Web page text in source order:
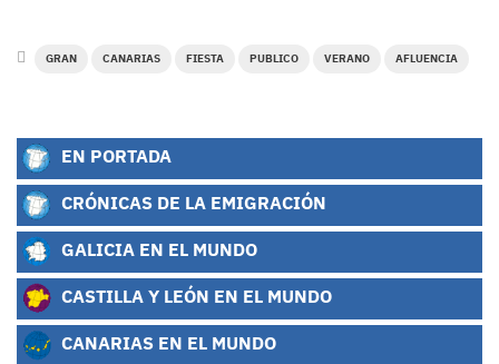
GRAN CANARIAS FIESTA PUBLICO VERANO AFLUENCIA
EN PORTADA
CRÓNICAS DE LA EMIGRACIÓN
GALICIA EN EL MUNDO
CASTILLA Y LEÓN EN EL MUNDO
CANARIAS EN EL MUNDO